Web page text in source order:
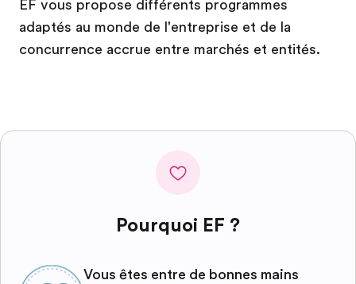
EF vous propose différents programmes
adaptés au monde de l'entreprise et de la
concurrence accrue entre marchés et entités.
Pourquoi EF ?
Vous êtes entre de bonnes mains